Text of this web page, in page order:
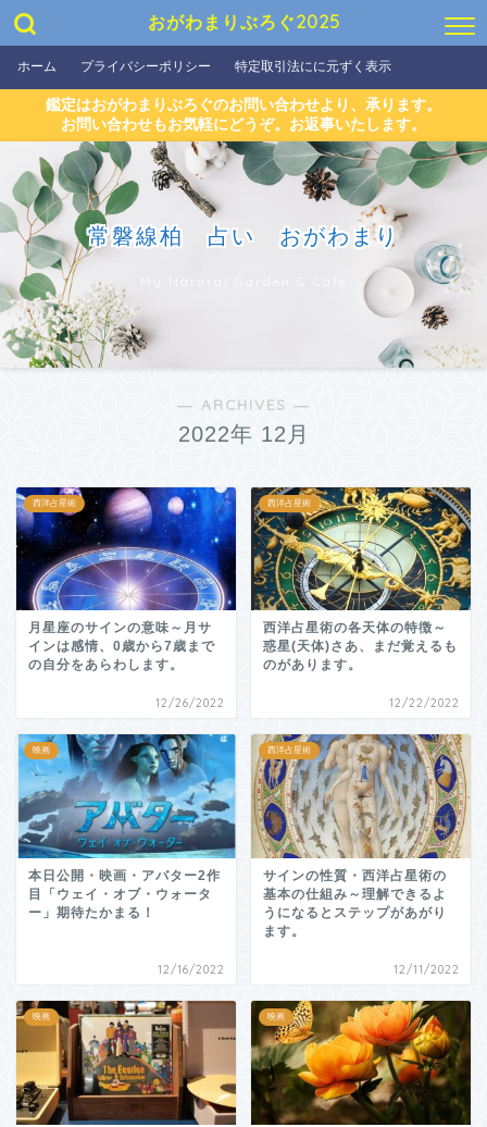
おがわまりぶろぐ2025
ホーム プライバシーポリシー 特定取引法にに元ずく表示
鑑定はおがわまりぶろぐのお問い合わせより、承ります。
お問い合わせもお気軽にどうぞ。お返事いたします。
常磐線柏 占い おがわまり
― ARCHIVES ―
2022年 12月
西洋占星術
月星座のサインの意味～月サ
インは感情、0歳から7歳まで
の自分をあらわします。
12/26/2022
西洋占星術
西洋占星術の各天体の特徴～
惑星(天体)さあ、まだ覚えるも
のがあります。
12/22/2022
映画
本日公開・映画・アバター2作
目「ウェイ・オブ・ウォータ
ー」期待たかまる！
12/16/2022
西洋占星術
サインの性質・西洋占星術の
基本の仕組み～理解できるよ
うになるとステップがあがり
ます。
12/11/2022
映画 映画